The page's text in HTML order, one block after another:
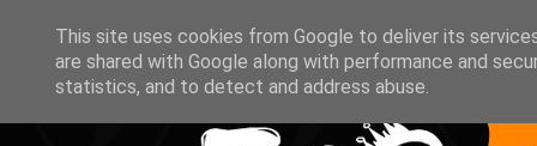
This site uses cookies from Google to deliver its
are shared with Google along with performance and
statistics, and to detect and address abuse.